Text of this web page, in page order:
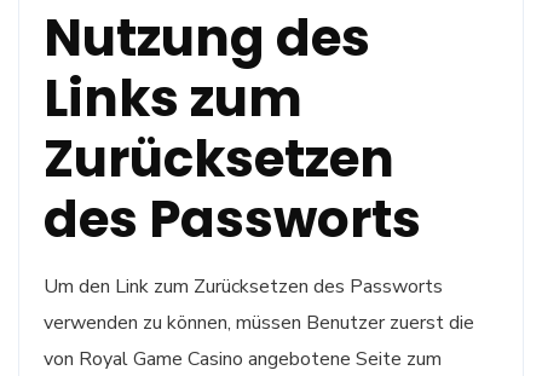
Nutzung des
Links zum
Zurücksetzen
des Passworts
Um den Link zum Zurücksetzen des Passworts
verwenden zu können, müssen Benutzer zuerst die
von Royal Game Casino angebotene Seite zum